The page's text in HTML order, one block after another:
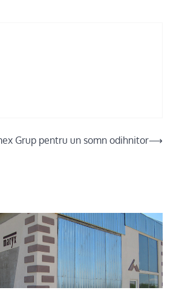
Grup pentru un somn odihnitor⟶